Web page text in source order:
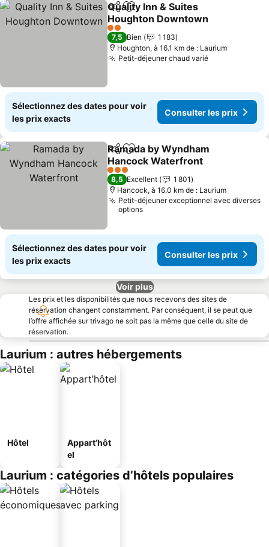
PartagerAjouter à mes favoris
Quality Inn & Suites
Houghton Downtown
2 Étoiles
7,5 Bien
1 183
Houghton, à 16.1 km de : Laurium
Petit-déjeuner chaud varié
Sélectionnez des dates pour voir
les prix exacts
Consulter les prix
PartagerAjouter à mes favoris
Ramada by Wyndham
Hancock Waterfront
3 Étoiles
8,5 Excellent
1 801
Hancock, à 16.0 km de : Laurium
Petit-déjeuner exceptionnel avec diverses
options
Sélectionnez des dates pour voir
les prix exacts
Consulter les prix
Voir plus
Les prix et les disponibilités que nous recevons des sites de
réservation changent constamment. Par conséquent, il se peut que
l’offre affichée sur trivago ne soit pas la même que celle du site de
réservation.
Laurium : autres hébergements
Hôtel
Appart’hôt
el
Laurium : catégories d’hôtels populaires